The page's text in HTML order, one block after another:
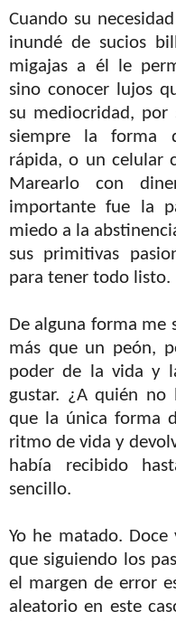
Cuando su
inundé de sucios
migajas a él le
sino conocer lujos
su mediocridad, por
siempre la forma
rápida, o un celular
Marearlo con
importante fue la
miedo a la
sus primitivas
para tener todo listo.
De alguna forma me
más que un peón,
poder de la vida y
gustar. ¿A quién no
que la única forma
ritmo de vida y
había recibido
sencillo.
Yo he matado. Doce
que siguiendo los
el margen de error
aleatorio en este